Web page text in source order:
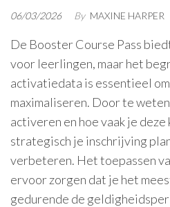
06/03/2026 By MAXINE HARPER
De Booster Course Pass
voor leerlingen, maar het
activatiedata is essentieel
maximaliseren. Door te
activeren en hoe vaak je deze
strategisch je inschrijving
verbeteren. Het toepassen
ervoor zorgen dat je het
gedurende de